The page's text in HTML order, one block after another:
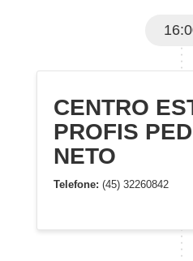
CENTRO
PROFIS
NETO
Telefone: (45) 32260842